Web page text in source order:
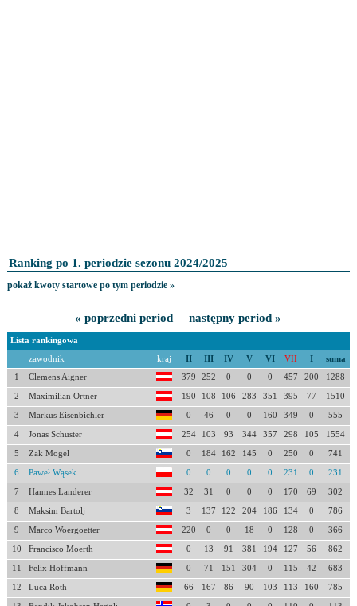
Ranking po 1. periodzie sezonu 2024/2025
pokaż kwoty startowe po tym periodzie »
« poprzedni period następny period »
Lista rankingowa
zawodnik kraj II III IV V VI VII I suma
1 Clemens Aigner 379 252 0 0 0 457 200 1288
2 Maximilian Ortner 190 108 106 283 351 395 77 1510
3 Markus Eisenbichler 0 46 0 0 160 349 0 555
4 Jonas Schuster 254 103 93 344 357 298 105 1554
5 Zak Mogel 0 184 162 145 0 250 0 741
6 Paweł Wąsek 0 0 0 0 0 231 0 231
7 Hannes Landerer 32 31 0 0 0 170 69 302
8 Maksim Bartolj 3 137 122 204 186 134 0 786
9 Marco Woergoetter 220 0 0 18 0 128 0 366
10 Francisco Moerth 0 13 91 381 194 127 56 862
11 Felix Hoffmann 0 71 151 304 0 115 42 683
12 Luca Roth 66 167 86 90 103 113 160 785